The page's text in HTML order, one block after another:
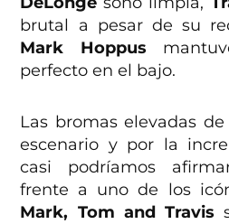
brutal a pesar de su
Mark Hoppus
perfecto en el bajo.
Las bromas elevadas
escenario y por la
casi podríamos
frente a uno de los
Mark, Tom and Travis